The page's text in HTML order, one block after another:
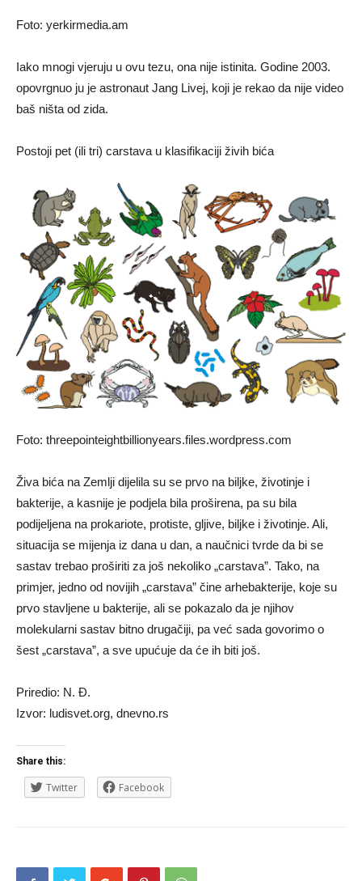
Foto: yerkirmedia.am
Iako mnogi vjeruju u ovu tezu, ona nije istinita. Godine 2003.
opovrgnuo ju je astronaut Jang Livej, koji je rekao da nije video
baš ništa od zida.
Postoji pet (ili tri) carstava u klasifikaciji živih bića
Foto: threepointeightbillionyears.files.wordpress.com
Živa bića na Zemlji dijelila su se prvo na biljke, životinje i
bakterije, a kasnije je podjela bila proširena, pa su bila
podijeljena na prokariote, protiste, gljive, biljke i životinje. Ali,
situacija se mijenja iz dana u dan, a naučnici tvrde da bi se
sastav trebao proširiti za još nekoliko „carstava”. Tako, na
primjer, jedno od novijih „carstava” čine arhebakterije, koje su
prvo stavljene u bakterije, ali se pokazalo da je njihov
molekularni sastav bitno drugačiji, pa već sada govorimo o
šest „carstava”, a sve upućuje da će ih biti još.
Priredio: N. Đ.
Izvor: ludisvet.org, dnevno.rs
Share this:
Twitter Facebook